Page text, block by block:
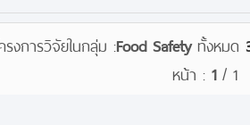
รงการวิจัยในกลุ่ม :Food Safetyทั้งหมด
หน้า : 1/ 1